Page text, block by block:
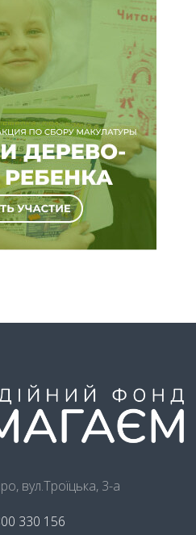
вул.Троїцька, 3-а
330 156